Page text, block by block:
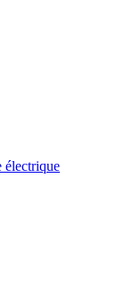
électrique